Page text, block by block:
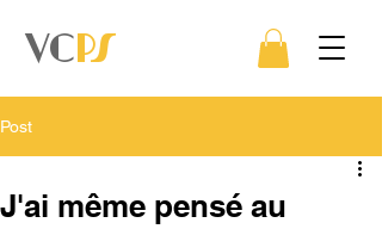
VCPS
Post
J'ai même pensé au